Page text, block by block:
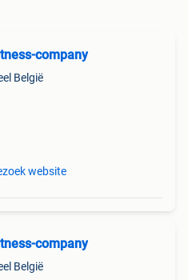
company
België
website
company
België